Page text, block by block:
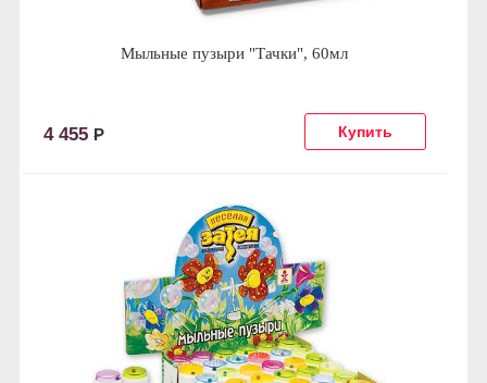
Мыльные пузыри "Тачки", 60мл
4 455 Р